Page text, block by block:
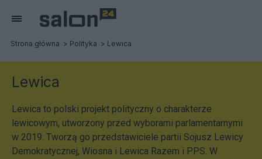
Strona główna Polityka Lewica
Lewica
Lewica to polski projekt polityczny o charakterze
lewicowym, utworzony przed wyborami parlamentarnymi
w 2019. Tworzą go przedstawiciele partii Sojusz Lewicy
Demokratycznej, Wiosna i Lewica Razem i PPS. W